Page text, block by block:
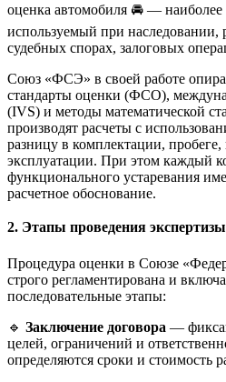
оценка автомобиля 🚘 —
используемый при наследовании,
судебных спорах, залоговых
Союз «ФСЭ» в своей работе
стандарты оценки (ФСО),
(IVS) и методы математической
производят расчеты с
разницу в комплектации,
эксплуатации. При этом каждый
функционального устаревания
расчетное обоснование.
2. Этапы проведения
Процедура оценки в Союзе
строго регламентирована и
последовательные этапы:
🔹 Заключение договора —
целей, ограничений и
определяются сроки и стоимость